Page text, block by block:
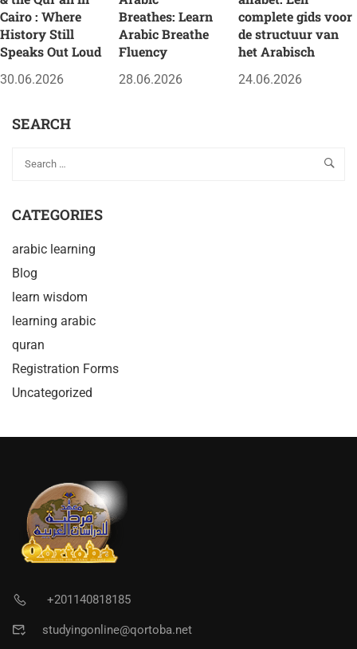
Cairo : Where
History Still
Speaks Out Loud
30.06.2026
Breathes: Learn
Arabic Breathe
Fluency
28.06.2026
complete gids voor
de structuur van
het Arabisch
24.06.2026
SEARCH
CATEGORIES
arabic learning
Blog
learn wisdom
learning arabic
quran
Registration Forms
Uncategorized
+201140818185
studyingonline@qortoba.net